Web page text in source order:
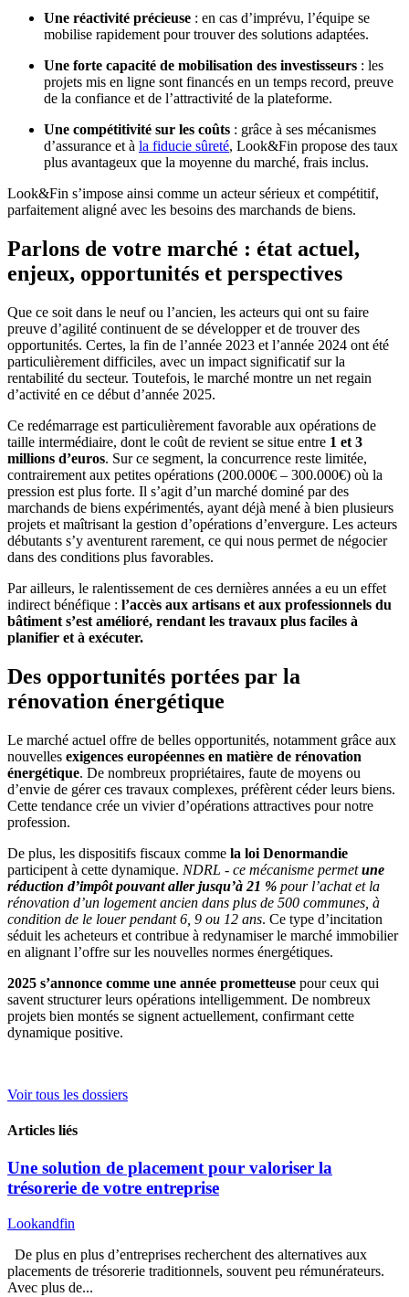
Une réactivité précieuse : en cas d’imprévu, l’équipe se
mobilise rapidement pour trouver des solutions adaptées.
Une forte capacité de mobilisation des investisseurs : les
projets mis en ligne sont financés en un temps record, preuve
de la confiance et de l’attractivité de la plateforme.
Une compétitivité sur les coûts : grâce à ses mécanismes
d’assurance et à la fiducie sûreté, Look&Fin propose des taux
plus avantageux que la moyenne du marché, frais inclus.
Look&Fin s’impose ainsi comme un acteur sérieux et compétitif,
parfaitement aligné avec les besoins des marchands de biens.
Parlons de votre marché : état actuel,
enjeux, opportunités et perspectives
Que ce soit dans le neuf ou l’ancien, les acteurs qui ont su faire
preuve d’agilité continuent de se développer et de trouver des
opportunités. Certes, la fin de l’année 2023 et l’année 2024 ont été
particulièrement difficiles, avec un impact significatif sur la
rentabilité du secteur. Toutefois, le marché montre un net regain
d’activité en ce début d’année 2025.
Ce redémarrage est particulièrement favorable aux opérations de
taille intermédiaire, dont le coût de revient se situe entre 1 et 3
millions d’euros. Sur ce segment, la concurrence reste limitée,
contrairement aux petites opérations (200.000€ – 300.000€) où la
pression est plus forte. Il s’agit d’un marché dominé par des
marchands de biens expérimentés, ayant déjà mené à bien plusieurs
projets et maîtrisant la gestion d’opérations d’envergure. Les acteurs
débutants s’y aventurent rarement, ce qui nous permet de négocier
dans des conditions plus favorables.
Par ailleurs, le ralentissement de ces dernières années a eu un effet
indirect bénéfique : l’accès aux artisans et aux professionnels du
bâtiment s’est amélioré, rendant les travaux plus faciles à
planifier et à exécuter.
Des opportunités portées par la
rénovation énergétique
Le marché actuel offre de belles opportunités, notamment grâce aux
nouvelles exigences européennes en matière de rénovation
énergétique. De nombreux propriétaires, faute de moyens ou
d’envie de gérer ces travaux complexes, préfèrent céder leurs biens.
Cette tendance crée un vivier d’opérations attractives pour notre
profession.
De plus, les dispositifs fiscaux comme la loi Denormandie
participent à cette dynamique. NDRL - ce mécanisme permetune
réduction d’impôt pouvant aller jusqu’à 21 % pour l’achat et la
rénovation d’un logement ancien dans plus de 500 communes, à
condition de le louer pendant 6, 9 ou 12 ans. Ce type d’incitation
séduit les acheteurs et contribue à redynamiser le marché immobilier
en alignant l’offre sur les nouvelles normes énergétiques.
2025 s’annonce comme une année prometteuse pour ceux qui
savent structurer leurs opérations intelligemment. De nombreux
projets bien montés se signent actuellement, confirmant cette
dynamique positive.
Voir tous les dossiers
Articles liés
Une solution de placement pour valoriser la
trésorerie de votre entreprise
Lookandfin
De plus en plus d’entreprises recherchent des alternatives aux
placements de trésorerie traditionnels, souvent peu rémunérateurs.
Avec plus de...